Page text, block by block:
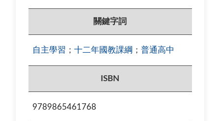
關鍵字詞
自主學習 ； 十二年國教課綱 ； 普通高中
ISBN
9789865461768